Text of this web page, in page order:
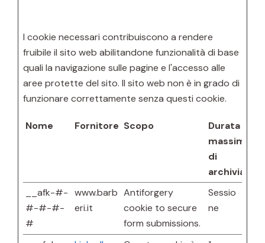
I cookie necessari contribuiscono a rendere
fruibile il sito web abilitandone funzionalità di base
quali la navigazione sulle pagine e l'accesso alle
aree protette del sito. Il sito web non è in grado di
funzionare correttamente senza questi cookie.
Nome Fornitore Scopo
Durata
massima
di
__afk-#-
#-#-#-
#
www.barb
eri.it
Antiforgery
cookie to secure
form submissions.
Sessio
ne